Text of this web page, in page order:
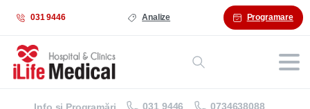
031 9446 Analize Programare
Info și Programări 031 9446
0734638088